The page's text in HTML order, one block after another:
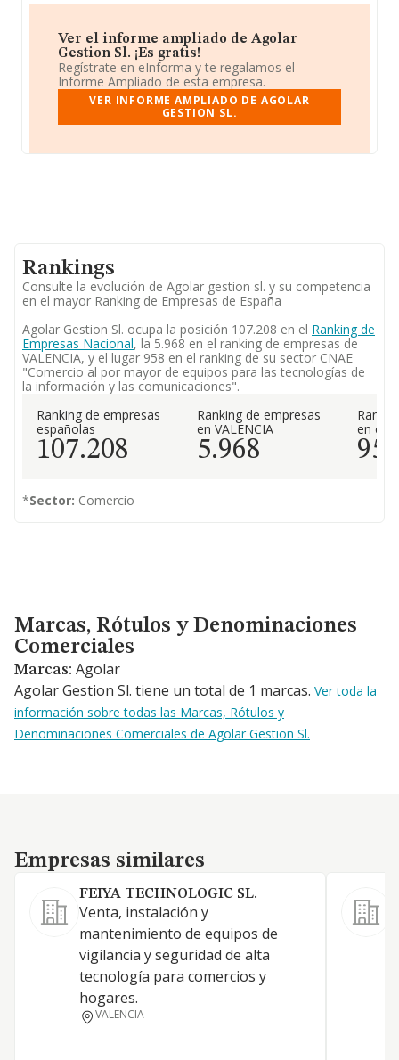
Ver el informe ampliado de Agolar
Gestion Sl. ¡Es gratis!
Regístrate en eInforma y te regalamos el
Informe Ampliado de esta empresa.
VER INFORME AMPLIADO DE AGOLAR
GESTION SL.
Rankings
Consulte la evolución de Agolar gestion sl. y su competencia
en el mayor Ranking de Empresas de España
Agolar Gestion Sl. ocupa la posición 107.208 en el Ranking de
Empresas Nacional, la 5.968 en el ranking de empresas de
VALENCIA, y el lugar 958 en el ranking de su sector CNAE
"Comercio al por mayor de equipos para las tecnologías de
la información y las comunicaciones".
Ranking de empresas
españolas
107.208
Ranking de empresas
en VALENCIA
5.968
en el
958
*Sector: Comercio
Marcas, Rótulos y Denominaciones Comerciales
Marcas, Rótulos y Denominaciones
Comerciales
Marcas: Agolar
Agolar Gestion Sl. tiene un total de 1 marcas. Ver toda la
información sobre todas las Marcas, Rótulos y
Denominaciones Comerciales de Agolar Gestion Sl.
Empresas similares
Empresas similares
FEIYA TECHNOLOGIC SL.
Venta, instalación y
mantenimiento de equipos de
vigilancia y seguridad de alta
tecnología para comercios y
hogares.
VALENCIA